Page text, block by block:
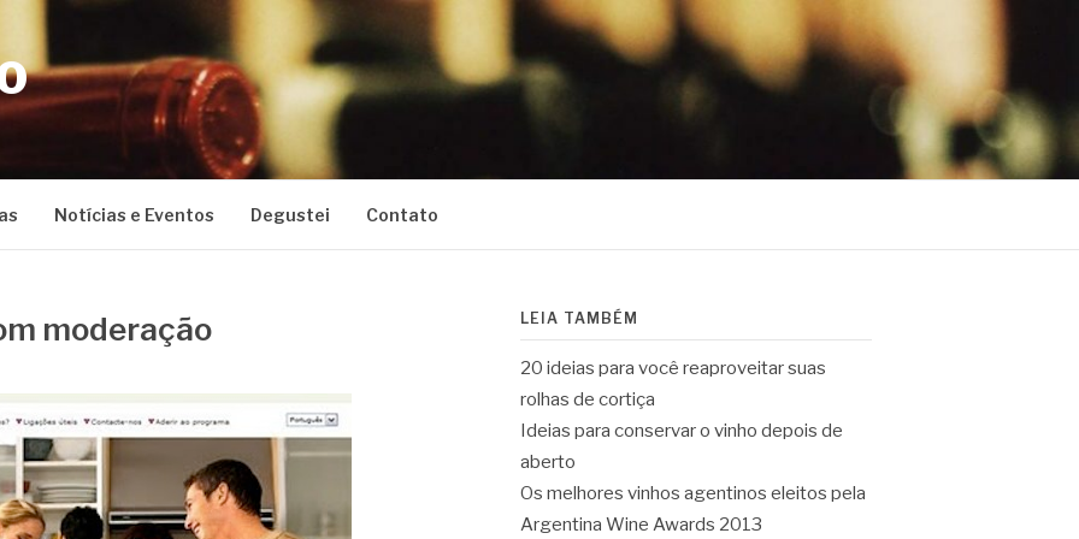
Notícias e Eventos Degustei Contato
moderação LEIA TAMBÉM
20 ideias para você reaproveitar suas
rolhas de cortiça
Ideias para conservar o vinho depois de
aberto
Os melhores vinhos agentinos eleitos pela
Argentina Wine Awards 2013